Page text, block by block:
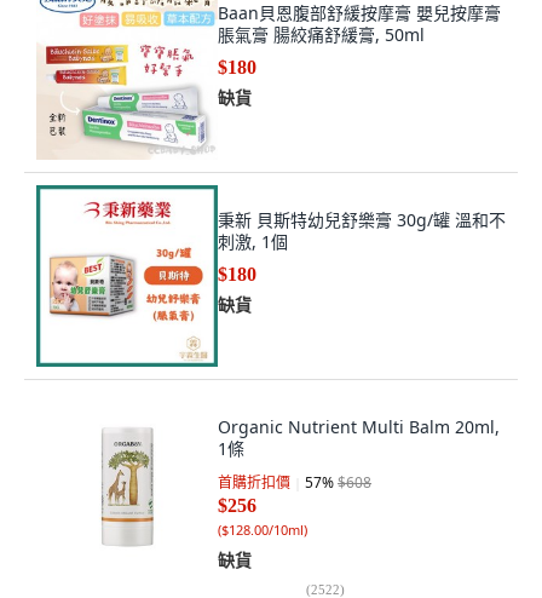
Baan貝恩腹部舒緩按摩膏 嬰兒按摩膏
脹氣膏 腸絞痛舒緩膏, 50ml
$180
缺貨
秉新 貝斯特幼兒舒樂膏 30g/罐 溫和不
刺激, 1個
$180
缺貨
Organic Nutrient Multi Balm 20ml,
1條
首購折扣價 57%$608
$256
($128.00/10ml)
缺貨
(2522)